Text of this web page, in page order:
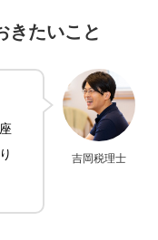
きたいこと
吉岡税理士